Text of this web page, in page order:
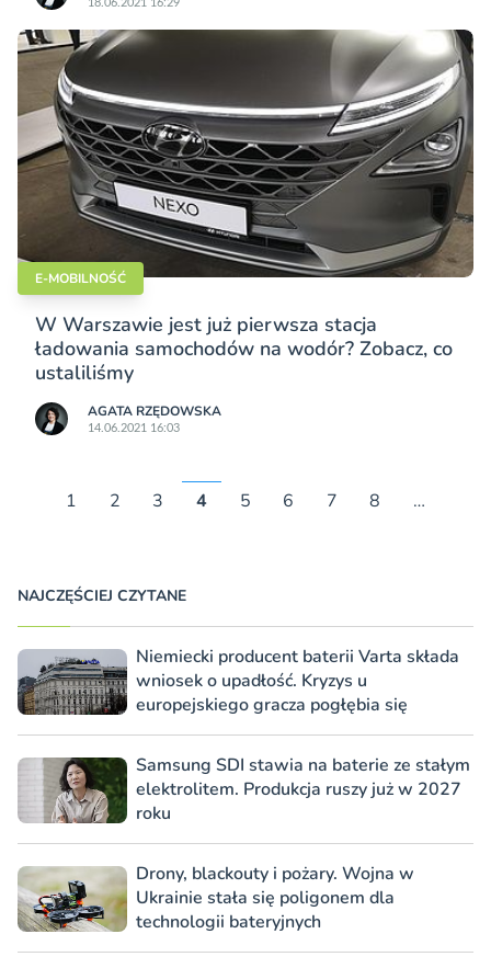
18.06.2021 16:29
E-MOBILNOŚĆ
W Warszawie jest już pierwsza stacja
ładowania samochodów na wodór? Zobacz, co
ustaliliśmy
AGATA RZĘDOWSKA
14.06.2021 16:03
1 2 3 4 5 6 7 8 …
NAJCZĘŚCIEJ CZYTANE
Niemiecki producent baterii Varta składa
wniosek o upadłość. Kryzys u
europejskiego gracza pogłębia się
Samsung SDI stawia na baterie ze stałym
elektrolitem. Produkcja ruszy już w 2027
roku
Drony, blackouty i pożary. Wojna w
Ukrainie stała się poligonem dla
technologii bateryjnych